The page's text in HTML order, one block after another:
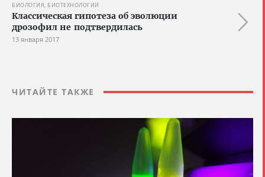
БИОЛОГИЯ, БИОТЕХНОЛОГИИ
Классическая гипотеза об эволюции
дрозофил не подтвердилась
13 января 2017
ЧИТАЙТЕ ТАКЖЕ